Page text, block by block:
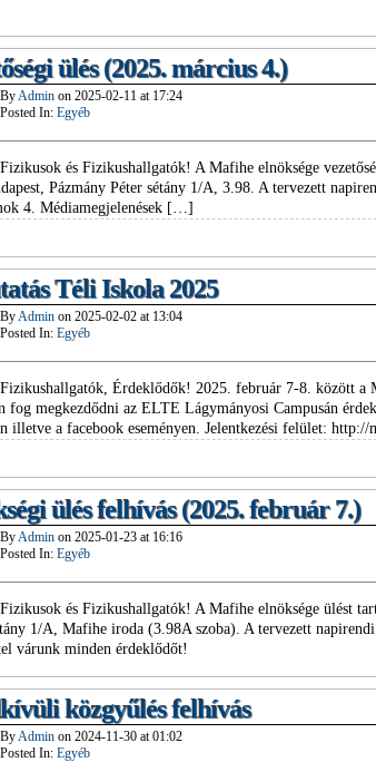
ülés (2025. március 4.)
ByAdmin on2025-02-11 at 17:24
Posted In:Egyéb
és Fizikushallgatók! A Mafihe elnöksége
Pázmány Péter sétány 1/A, 3.98. A tervezett
4. Médiamegjelenések […]
Téli Iskola 2025
ByAdmin on2025-02-02 at 13:04
Posted In:Egyéb
Érdeklődők! 2025. február 7-8. között a
fog megkezdődni az ELTE Lágymányosi Campusán
illetve a facebook eseményen. Jelentkezési felület:
ülés felhívás (2025. február 7.)
ByAdmin on2025-01-23 at 16:16
Posted In:Egyéb
és Fizikushallgatók! A Mafihe elnöksége ülést
1/A, Mafihe iroda (3.98A szoba). A tervezett
várunk minden érdeklődőt!
közgyűlés felhívás
ByAdmin on2024-11-30 at01:02
Posted In:Egyéb